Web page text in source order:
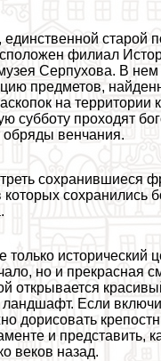
старой
филиал
Серпухова. В
предметов,
на
субботу проходят
обряды венчания.
сохранившиеся
которых сохранились
только исторический
но и прекрасная
открывается
ландшафт. Если
дорисовать
и представить,
веков назад.